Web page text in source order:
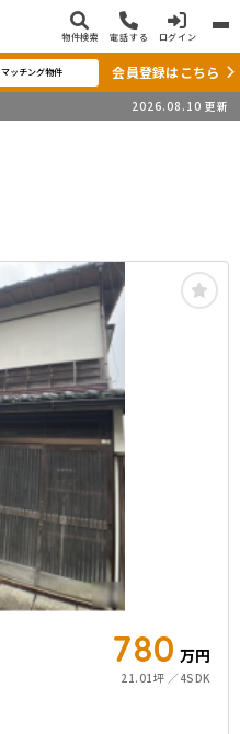
物件検索 電話する ログイン
マッチング物件
会員登録はこちら
2026.08.10 更新
780 万円
21.01坪 4SDK